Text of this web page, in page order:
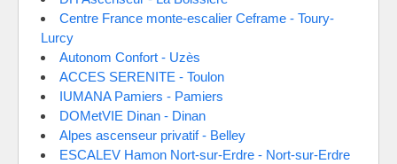
Centre France monte-escalier Ceframe - Toury-
Lurcy
Autonom Confort - Uzès
ACCES SERENITE - Toulon
IUMANA Pamiers - Pamiers
DOMetVIE Dinan - Dinan
Alpes ascenseur privatif - Belley
ESCALEV Hamon Nort-sur-Erdre - Nort-sur-Erdre